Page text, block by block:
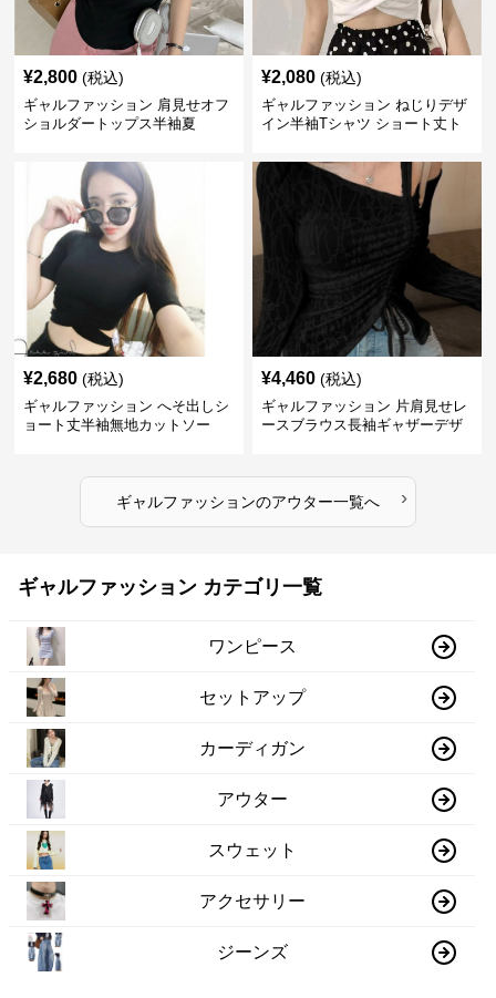
¥2,800 (税込)
ギャルファッション 肩見せオフ
ショルダートップス半袖夏
¥2,080 (税込)
ギャルファッション ねじりデザ
イン半袖Tシャツ ショート丈ト
¥2,680 (税込)
ギャルファッション へそ出しシ
ョート丈半袖無地カットソー
¥4,460 (税込)
ギャルファッション 片肩見せレ
ースブラウス長袖ギャザーデザ
ギャルファッションのアウター一覧へ ›
ギャルファッション カテゴリ一覧
ワンピース
セットアップ
カーディガン
アウター
スウェット
アクセサリー
ジーンズ